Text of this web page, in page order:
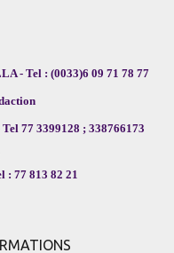
- Tel : (0033)6 09 71 78 77
77 3399128 ; 338766173
: 77 813 82 21